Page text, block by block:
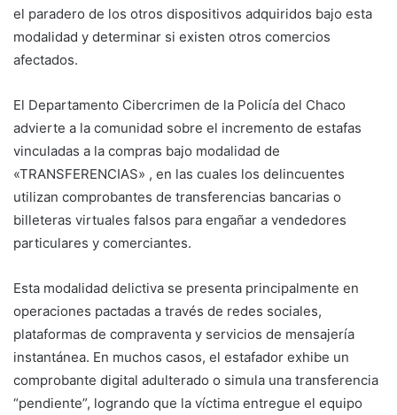
el paradero de los otros dispositivos adquiridos bajo esta
modalidad y determinar si existen otros comercios
afectados.
El Departamento Cibercrimen de la Policía del Chaco
advierte a la comunidad sobre el incremento de estafas
vinculadas a la compras bajo modalidad de
«TRANSFERENCIAS» , en las cuales los delincuentes
utilizan comprobantes de transferencias bancarias o
billeteras virtuales falsos para engañar a vendedores
particulares y comerciantes.
Esta modalidad delictiva se presenta principalmente en
operaciones pactadas a través de redes sociales,
plataformas de compraventa y servicios de mensajería
instantánea. En muchos casos, el estafador exhibe un
comprobante digital adulterado o simula una transferencia
“pendiente”, logrando que la víctima entregue el equipo